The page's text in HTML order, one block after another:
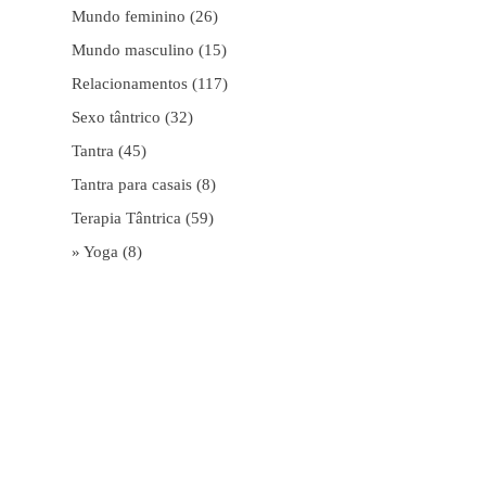
Mundo feminino (26)
Mundo masculino (15)
Relacionamentos (117)
Sexo tântrico (32)
Tantra (45)
Tantra para casais (8)
Terapia Tântrica (59)
» Yoga (8)